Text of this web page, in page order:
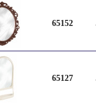
65152
65127